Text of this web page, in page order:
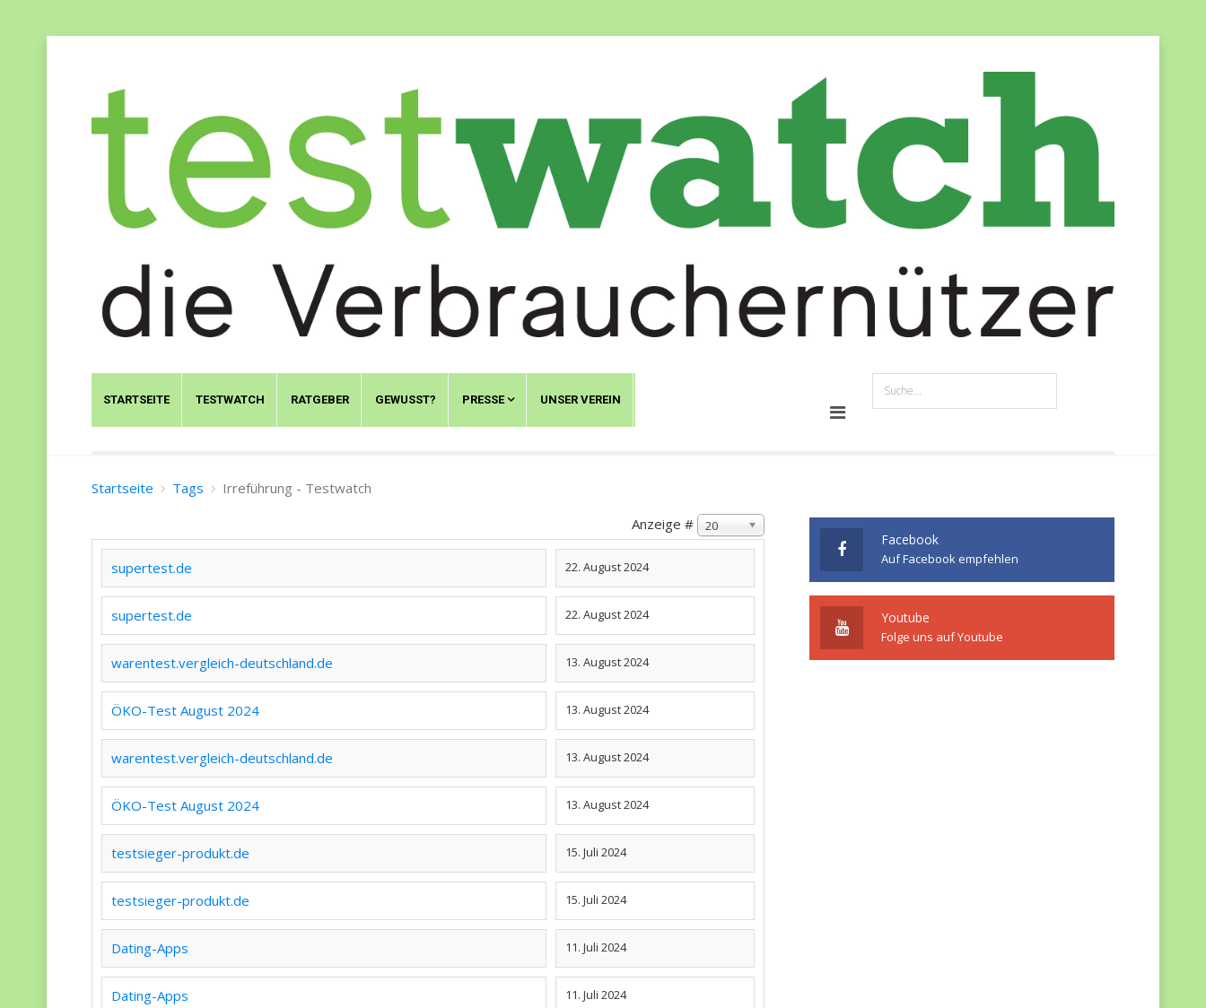
STARTSEITE TESTWATCH RATGEBER GEWUSST? PRESSE UNSER VEREIN
Startseite Tags
Irreführung - Testwatch
Anzeige #
20
supertest.de 22. August 2024
supertest.de 22. August 2024
warentest.vergleich-deutschland.de 13. August 2024
ÖKO-Test August 2024 13. August 2024
warentest.vergleich-deutschland.de 13. August 2024
ÖKO-Test August 2024 13. August 2024
testsieger-produkt.de 15. Juli 2024
testsieger-produkt.de 15. Juli 2024
Dating-Apps 11. Juli 2024
Dating-Apps 11. Juli 2024
Facebook
Auf Facebook empfehlen
Youtube
Folge uns auf Youtube